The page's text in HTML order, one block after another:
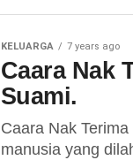
KELUARGA 7 years ago
Caara Nak
Suami.
Caara Nak
manusia yang